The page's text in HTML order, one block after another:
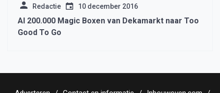
Redactie 10 december 2016
Al 200.000 Magic Boxen van Dekamarkt naar Too
Good To Go